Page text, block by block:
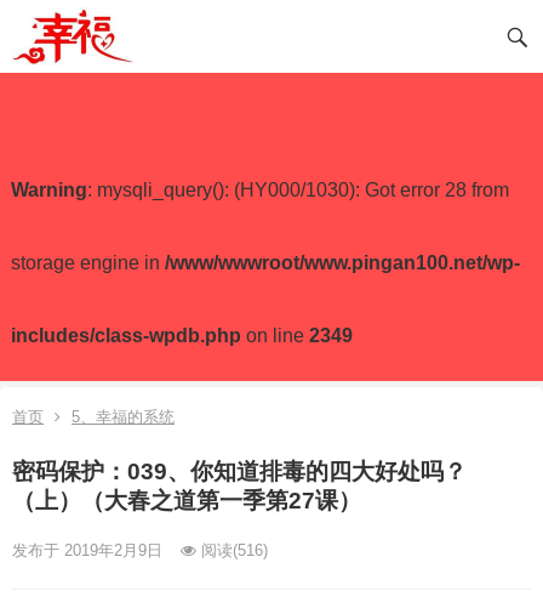
Warning: mysqli_query(): (HY000/1030): Got error 28 from
storage engine in /www/wwwroot/www.pingan100.net/wp-
includes/class-wpdb.php on line 2349
首页 5、幸福的系统
密码保护：039、你知道排毒的四大好处吗？
（上）（大春之道第一季第27课）
发布于 2019年2月9日 阅读(516)